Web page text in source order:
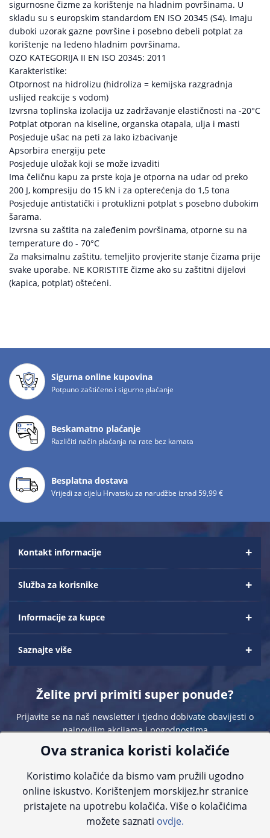
sigurnosne čizme za korištenje na hladnim površinama. U
skladu su s europskim standardom EN ISO 20345 (S4). Imaju
duboki uzorak gazne površine i posebno debeli potplat za
korištenje na ledeno hladnim površinama.
OZO KATEGORIJA II EN ISO 20345: 2011
Karakteristike:
Otpornost na hidrolizu (hidroliza = kemijska razgradnja
uslijed reakcije s vodom)
Izvrsna toplinska izolacija uz zadržavanje elastičnosti na -20°C
Potplat otporan na kiseline, organska otapala, ulja i masti
Posjeduje ušac na peti za lako izbacivanje
Apsorbira energiju pete
Posjeduje uložak koji se može izvaditi
Ima čeličnu kapu za prste koja je otporna na udar od preko
200 J, kompresiju do 15 kN i za opterećenja do 1,5 tona
Posjeduje antistatički i protuklizni potplat s posebno dubokim
šarama.
Izvrsna su zaštita na zaleđenim površinama, otporne su na
temperature do - 70°C
Za maksimalnu zaštitu, temeljito provjerite stanje čizama prije
svake uporabe. NE KORISTITE čizme ako su zaštitni dijelovi
(kapica, potplat) oštećeni.
Sigurna online kupovina
Potpuno zaštićeno i sigurno plaćanje
Beskamatno plaćanje
Različiti način plaćanja na rate bez kamata
Besplatna dostava
Vrijedi za cijelu Hrvatsku za narudžbe iznad 59,99 €
Kontakt informacije
Služba za korisnike
Informacije za kupce
Saznajte više
Želite prvi primiti super ponude?
Prijavite se na naš newsletter i tjedno dobivate obavijesti o
najnovijim akcijama i pogodnostima
Sve navedene cijene sadrže PDV. Pokušavamo osigurati što preciznije
informacije, ali zbog tehnoloških ograničenja ne možemo garantirati potpunu
Ova stranica koristi kolačiće
Koristimo kolačiće da bismo vam pružili ugodno
online iskustvo. Korištenjem morskijez.hr stranice
pristajete na upotrebu kolačića. Više o kolačićima
možete saznati ovdje.